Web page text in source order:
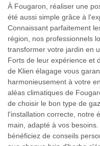
À Fougaron, réaliser une
été aussi simple grâce à
Connaissant parfaitement
région, nos professionnels
transformer votre jardin en
Forts de leur expérience et
de Klien élagage vous
harmonieusement à votre
aléas climatiques de
de choisir le bon type de
l'installation correcte, notre
main, adapté à vos
bénéficiez de conseils